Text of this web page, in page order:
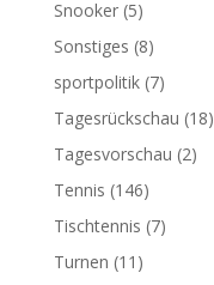
Snooker(5)
Sonstiges (8)
sportpolitik(7)
Tagesrückschau (18)
Tagesvorschau (2)
Tennis (146)
Tischtennis (7)
Turnen (11)